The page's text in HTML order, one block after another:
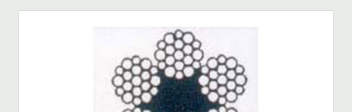
NOVEDADES
BLOG